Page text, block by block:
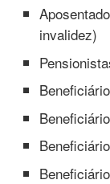
invalidez)